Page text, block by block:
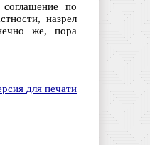
по
назрел
же, пора
для печати